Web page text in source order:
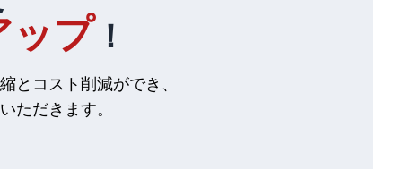
ップ ！
とコスト削減ができ、
ただきます。